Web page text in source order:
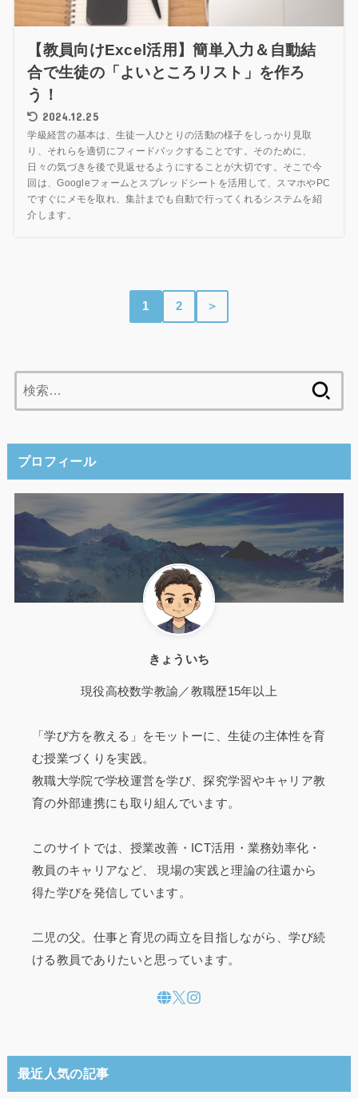
【教員向けExcel活用】簡単入力＆自動結
合で生徒の「よいところリスト」を作ろ
う！
2024.12.25
学級経営の基本は、生徒一人ひとりの活動の様子をしっかり見取
り、それらを適切にフィードバックすることです。そのために、
日々の気づきを後で見返せるようにすることが大切です。そこで今
回は、Googleフォームとスプレッドシートを活用して、スマホやPC
ですぐにメモを取れ、集計までも自動で行ってくれるシステムを紹
介します。
1 2 ＞
索:
プロフィール
きょういち
現役高校数学教諭／教職歴15年以上
「学び方を教える」をモットーに、生徒の主体性を育
む授業づくりを実践。
教職大学院で学校運営を学び、探究学習やキャリア教
育の外部連携にも取り組んでいます。
このサイトでは、授業改善・ICT活用・業務効率化・
教員のキャリアなど、 現場の実践と理論の往還から
得た学びを発信しています。
二児の父。仕事と育児の両立を目指しながら、学び続
ける教員でありたいと思っています。
最近人気の記事